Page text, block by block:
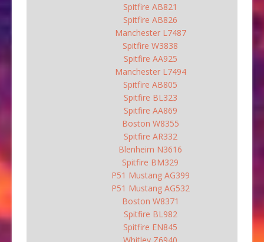
Spitfire AB821
Spitfire AB826
Manchester L7487
Spitfire W3838
Spitfire AA925
Manchester L7494
Spitfire AB805
Spitfire BL323
Spitfire AA869
Boston W8355
Spitfire AR332
Blenheim N3616
Spitfire BM329
P51 Mustang AG399
P51 Mustang AG532
Boston W8371
Spitfire BL982
Spitfire EN845